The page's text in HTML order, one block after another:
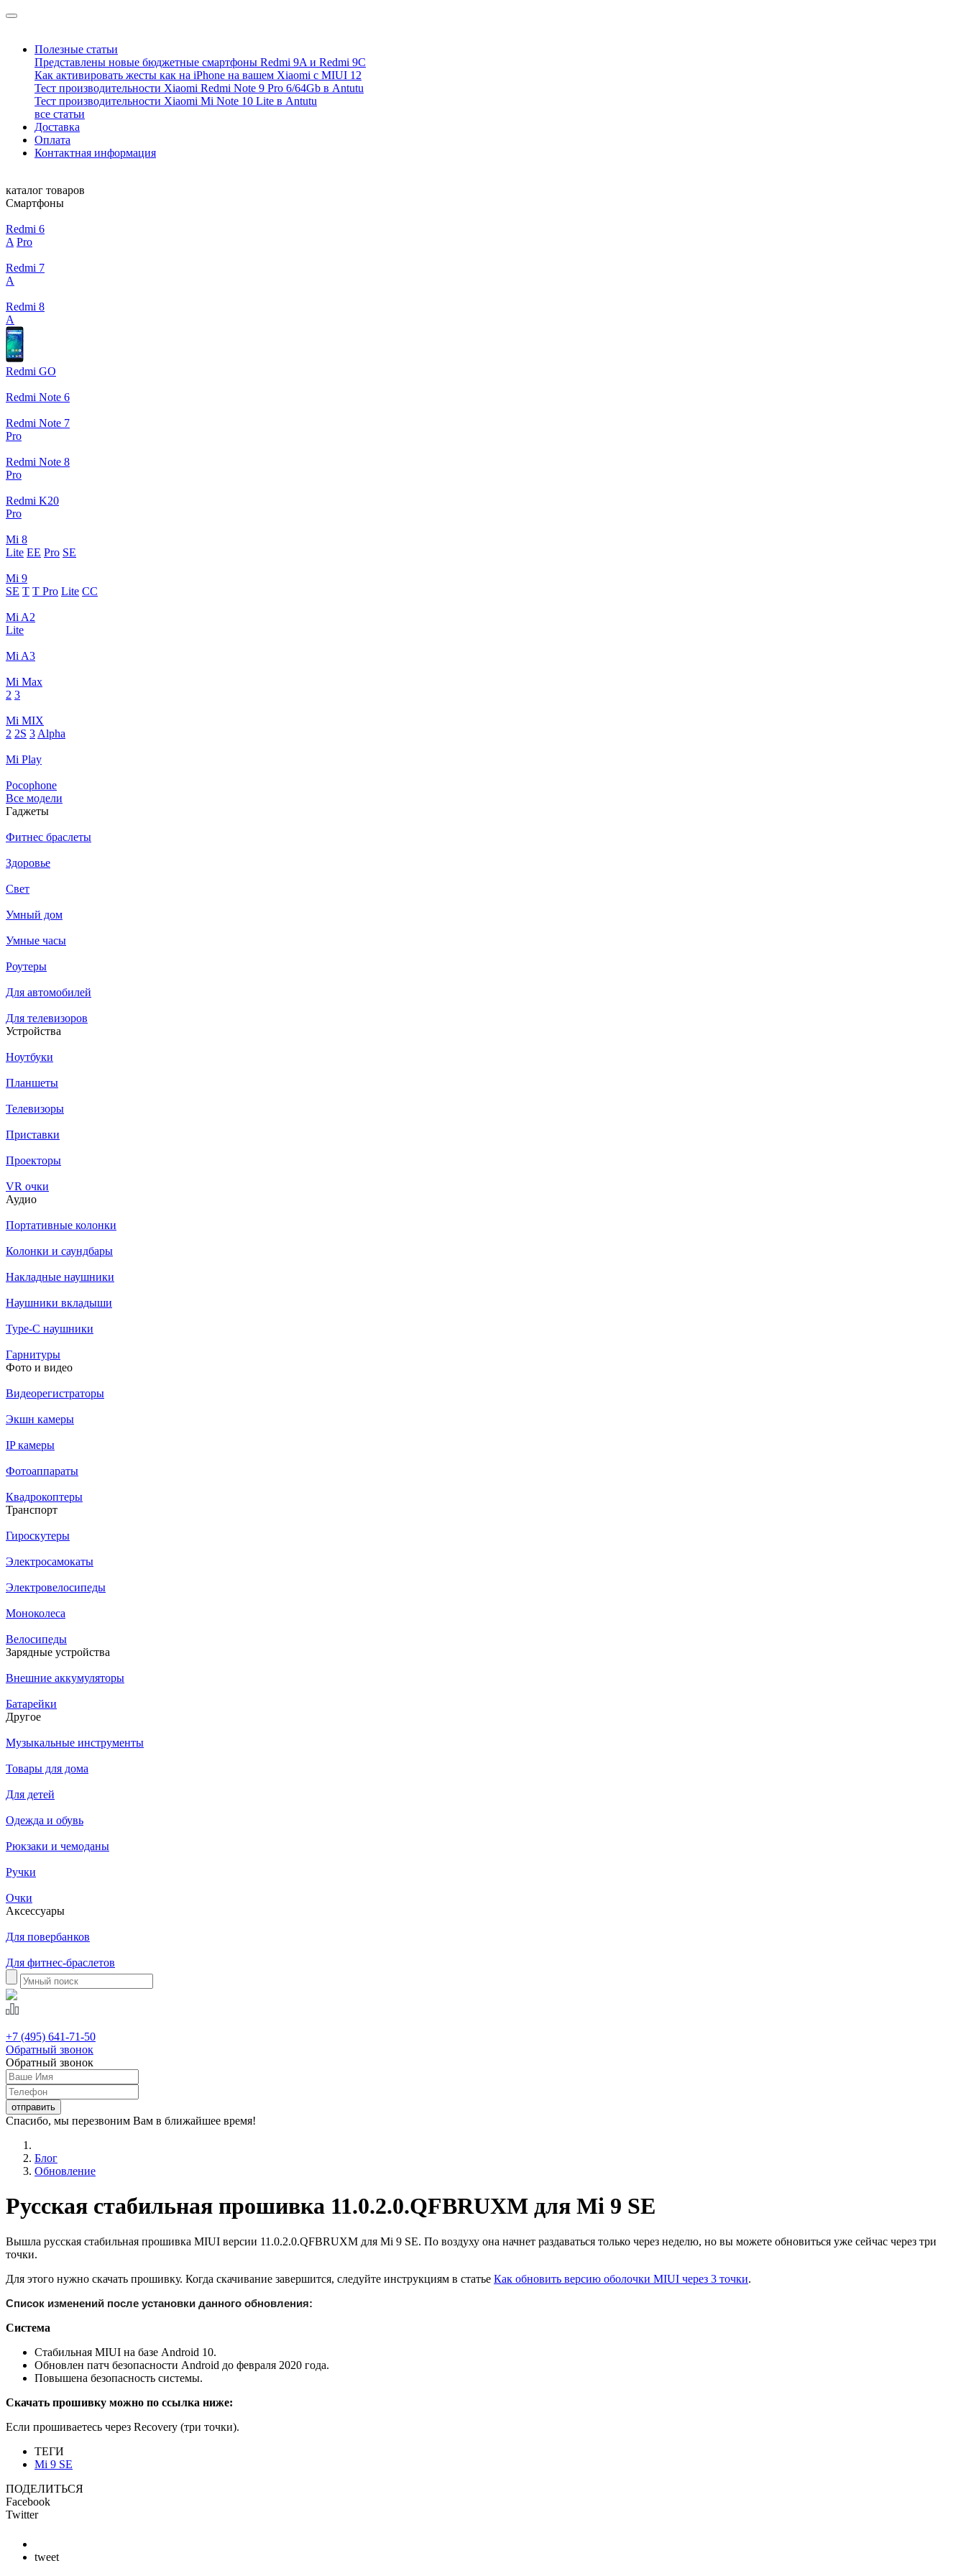
Полезные статьи
Представлены новые бюджетные смартфоны Redmi 9A и Redmi 9C
Как активировать жесты как на iPhone на вашем Xiaomi с MIUI 12
Тест производительности Xiaomi Redmi Note 9 Pro 6/64Gb в Antutu
Тест производительности Xiaomi Mi Note 10 Lite в Antutu
все статьи
Доставка
Оплата
Контактная информация
каталог товаров
Смартфоны
Redmi 6
A Pro
Redmi 7
A
Redmi 8
A
Redmi GO
Redmi Note 6
Redmi Note 7
Pro
Redmi Note 8
Pro
Redmi K20
Pro
Mi 8
Lite EE Pro SE
Mi 9
SE T T Pro Lite CC
Mi A2
Lite
Mi A3
Mi Max
2 3
Mi MIX
2 2S 3 Alpha
Mi Play
Pocophone
Все модели
Гаджеты
Фитнес браслеты
Здоровье
Свет
Умный дом
Умные часы
Роутеры
Для автомобилей
Для телевизоров
Устройства
Ноутбуки
Планшеты
Телевизоры
Приставки
Проекторы
VR очки
Аудио
Портативные колонки
Колонки и саундбары
Накладные наушники
Наушники вкладыши
Type-C наушники
Гарнитуры
Фото и видео
Видеорегистраторы
Экшн камеры
IP камеры
Фотоаппараты
Квадрокоптеры
Транспорт
Гироскутеры
Электросамокаты
Электровелосипеды
Моноколеса
Велосипеды
Зарядные устройства
Внешние аккумуляторы
Батарейки
Другое
Музыкальные инструменты
Товары для дома
Для детей
Одежда и обувь
Рюкзаки и чемоданы
Ручки
Очки
Аксессуары
Для повербанков
Для фитнес-браслетов
+7 (495) 641-71-50
Обратный звонок
Обратный звонок
Спасибо, мы перезвоним Вам в ближайшее время!
Блог
Обновление
Русская стабильная прошивка 11.0.2.0.QFBRUXM для Mi 9 SE
Вышла русская стабильная прошивка MIUI версии 11.0.2.0.QFBRUXM для Mi 9 SE. По воздуху она начнет раздаваться только через неделю, но вы можете обновиться уже сейчас через три
точки.
Для этого нужно скачать прошивку. Когда скачивание завершится, следуйте инструкциям в статье Как обновить версию оболочки MIUI через 3 точки.
Список изменений после установки данного обновления:
Система
Стабильная MIUI на базе Android 10.
Обновлен патч безопасности Android до февраля 2020 года.
Повышена безопасность системы.
Скачать прошивку можно по ссылка ниже:
Если прошиваетесь через Recovery (три точки).
ТЕГИ
Mi 9 SE
ПОДЕЛИТЬСЯ
Facebook
Twitter
tweet